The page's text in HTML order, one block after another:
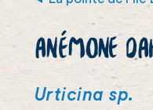
ANÉMONE
Urticina sp.